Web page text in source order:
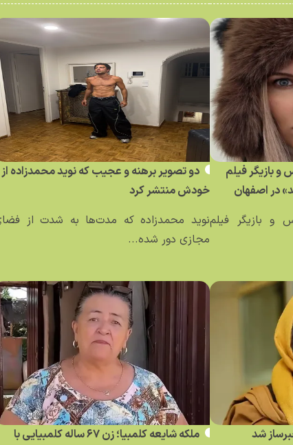
و بازیگر فیلم
در اصفهان
و بازیگر فیلم
دو تصویر برهنه و عجیب که نوید محمدزاده از
خودش منتشر کرد
نوید محمدزاده که مدت‌ها به شدت از
مجازی دور شده...
شد
ملکه شایعه کلمبیا؛ زن ۶۷ ساله کلمبیایی با